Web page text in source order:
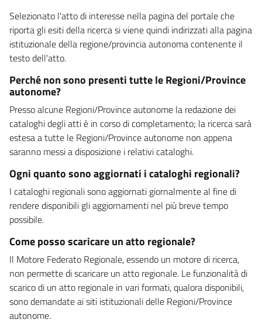
Selezionato l'atto di interesse nella pagina del portale che
riporta gli esiti della ricerca si viene quindi indirizzati alla pagina
istituzionale della regione/provincia autonoma contenente il
testo dell'atto.
Perché non sono presenti tutte le Regioni/Province
autonome?
Presso alcune Regioni/Province autonome la redazione dei
cataloghi degli atti è in corso di completamento; la ricerca sarà
estesa a tutte le Regioni/Province autonome non appena
saranno messi a disposizione i relativi cataloghi.
Ogni quanto sono aggiornati i cataloghi regionali?
I cataloghi regionali sono aggiornati giornalmente al fine di
rendere disponibili gli aggiornamenti nel più breve tempo
possibile.
Come posso scaricare un atto regionale?
Il Motore Federato Regionale, essendo un motore di ricerca,
non permette di scaricare un atto regionale. Le funzionalità di
scarico di un atto regionale in vari formati, qualora disponibili,
sono demandate ai siti istituzionali delle Regioni/Province
autonome.